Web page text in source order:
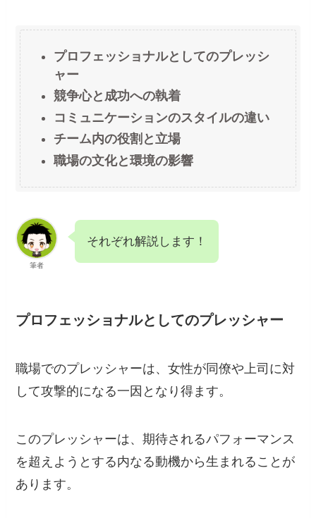
プロフェッショナルとしてのプレッシ
ャー
競争心と成功への執着
コミュニケーションのスタイルの違い
チーム内の役割と立場
職場の文化と環境の影響
筆者
それぞれ解説します！
プロフェッショナルとしてのプレッシャー
職場でのプレッシャーは、女性が同僚や上司に対
して攻撃的になる一因となり得ます。
このプレッシャーは、期待されるパフォーマンス
を超えようとする内なる動機から生まれることが
あります。